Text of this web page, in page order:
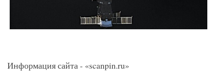
Информация сайта - «scanpin.ru»